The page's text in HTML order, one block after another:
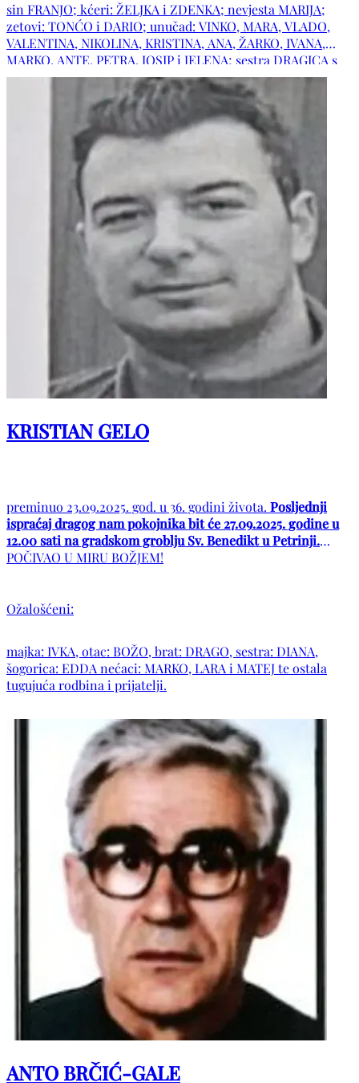
sin FRANJO; kćeri: ŽELJKA i ZDENKA; nevjesta MARIJA;
zetovi: TONĆO i DARIO; unučad: VINKO, MARA, VLADO,
VALENTINA, NIKOLINA, KRISTINA, ANA, ŽARKO, IVANA,
MARKO, ANTE, PETRA, JOSIP i JELENA; sestra DRAGICA s
obitelji; obitelji pok. braće: MATE i IVANA; zaove: MARA i
ANKA s obiteljima; obitelji: MIŠIĆ, ĆORIĆ, BOŠNJAK,
SLIŠKOVIĆ, NOVAK, VASILJ, LONČAR, VRANČIĆ i ČULJAK te
ostala mnogobrojna rodbina prijatelji. Počivala u miru
KRISTIAN GELO
preminuo 23.09.2025. god. u 36. godini života. Posljednji
ispraćaj dragog nam pokojnika bit će 27.09.2025. godine u
12.00 sati na gradskom groblju Sv. Benedikt u Petrinji.
POČIVAO U MIRU BOŽJEM!
Ožalošćeni:
majka: IVKA, otac: BOŽO, brat: DRAGO, sestra: DIANA,
šogorica: EDDA nećaci: MARKO, LARA i MATEJ te ostala
tugujuća rodbina i prijatelji.
ANTO BRČIĆ-GALE